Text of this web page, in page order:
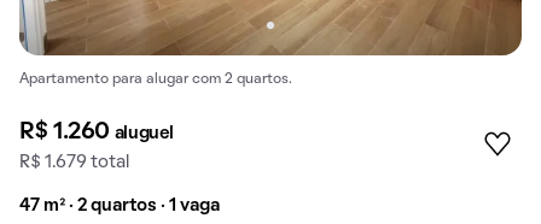
Apartamento para alugar com 2 quartos.
R$ 1.260 aluguel
R$ 1.679 total
47 m² · 2 quartos · 1 vaga